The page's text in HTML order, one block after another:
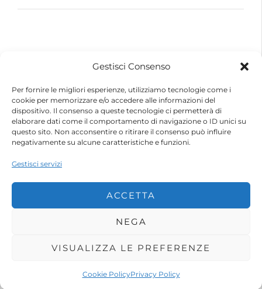
Gestisci Consenso
Per fornire le migliori esperienze, utilizziamo tecnologie come i
cookie per memorizzare e/o accedere alle informazioni del
dispositivo. Il consenso a queste tecnologie ci permetterà di
elaborare dati come il comportamento di navigazione o ID unici su
questo sito. Non acconsentire o ritirare il consenso può influire
negativamente su alcune caratteristiche e funzioni.
Gestisci servizi
ACCETTA
NEGA
VISUALIZZA LE PREFERENZE
Cookie PolicyPrivacy Policy
Account
Search
Sede Legale: Via Argine Polcevera, 16D Scala A
CAP 16161 Genova (GE)
Capitale Sociale € 600.000,00 (i.v.)
Registro Imprese di Genova
Codice Fiscale e Partita IVA – 10483110010
R.E.A. Genova n. 459084